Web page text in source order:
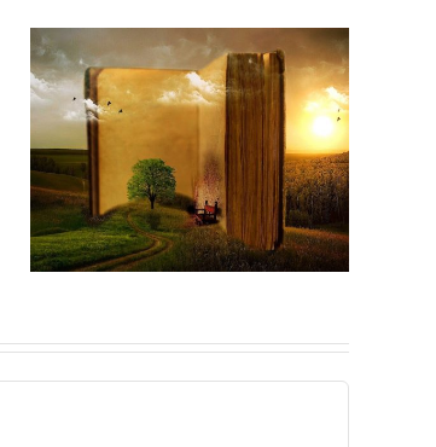
COMPRENDIENDO
LA TRISTEZA